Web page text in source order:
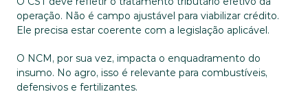
operação. Não é campo ajustável para viabilizar crédito.
Ele precisa estar coerente com a legislação aplicável.
O NCM, por sua vez, impacta o enquadramento do
insumo. No agro, isso é relevante para combustíveis,
defensivos e fertilizantes.